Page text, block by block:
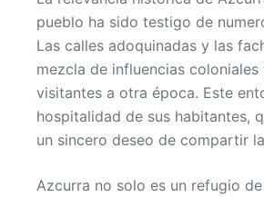
pueblo ha sido testigo de
Las calles adoquinadas y las
mezcla de influencias
visitantes a otra época. Este
hospitalidad de sus habitantes,
un sincero deseo de compartir
Azcurra no solo es un refugio